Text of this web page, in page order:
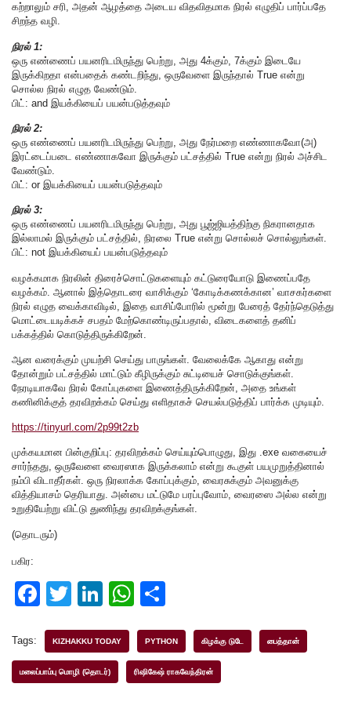
கற்றாலும் சரி, அதன் ஆழத்தை அடைய விதவிதமாக நிரல் எழுதிப் பார்ப்பதே
சிறந்த வழி.
நிரல் 1:
ஒரு எண்ணைப் பயனரிடமிருந்து பெற்று, அது 4க்கும், 7க்கும் இடையே
இருக்கிறதா என்பதைக் கண்டறிந்து, ஒருவேளை இருந்தால் True என்று
சொல்ல நிரல் எழுத வேண்டும்.
பிட்: and இயக்கியைப் பயன்படுத்தவும்
நிரல் 2:
ஒரு எண்ணைப் பயனரிடமிருந்து பெற்று, அது நேர்மறை எண்ணாகவோ(அ)
இரட்டைப்படை எண்ணாகவோ இருக்கும் பட்சத்தில் True என்று நிரல் அச்சிட
வேண்டும்.
பிட்: or இயக்கியைப் பயன்படுத்தவும்
நிரல் 3:
ஒரு எண்ணைப் பயனரிடமிருந்து பெற்று, அது பூஜ்ஜியத்திற்கு நிகரானதாக
இல்லாமல் இருக்கும் பட்சத்தில், நிரலை True என்று சொல்லச் சொல்லுங்கள்.
பிட்: not இயக்கியைப் பயன்படுத்தவும்
வழக்கமாக நிரலின் திரைச்சொட்டுகளையும் கட்டுரையோடு இணைப்பதே
வழக்கம். ஆனால் இத்தொடரை வாசிக்கும் ‘கோடிக்கணக்கான’ வாசகர்களை
நிரல் எழுத வைக்காவிடில், இதை வாசிப்போரில் மூன்று பேரைத் தேர்ந்தெடுத்து
மொட்டையடிக்கச் சபதம் மேற்கொண்டிருப்பதால், விடைகளைத் தனிப்
பக்கத்தில் கொடுத்திருக்கிறேன்.
ஆன வரைக்கும் முயற்சி செய்து பாருங்கள். வேலைக்கே ஆகாது என்று
தோன்றும் பட்சத்தில் மாட்டும் கீழிருக்கும் சுட்டியைச் சொடுக்குங்கள்.
நேரடியாகவே நிரல் கோப்புகளை இணைத்திருக்கிறேன், அதை உங்கள்
கணினிக்குத் தரவிறக்கம் செய்து எளிதாகச் செயல்படுத்திப் பார்க்க முடியும்.
https://tinyurl.com/2p99t2zb
முக்கயமான பின்குறிப்பு: தரவிறக்கம் செய்யும்பொழுது, இது .exe வகையைச்
சார்ந்தது, ஒருவேளை வைரஸாக இருக்கலாம் என்று கூகுள் பயமுறுத்தினால்
நம்பி விடாதீர்கள். ஒரு நிரலாக்க கோப்புக்கும், வைரசுக்கும் அவனுக்கு
வித்தியாசம் தெரியாது. அன்பை மட்டுமே பரப்புவோம், வைரஸை அல்ல என்று
உறுதியேற்று விட்டு துணிந்து தரவிறக்குங்கள்.
(தொடரும்)
பகிர:
F
c
e
T
tt
er
Li
k
e
W
at
s
ar
e
Tags: KIZHAKKU TODAY PYTHON கிழக்கு டுடே பைத்தான்
மலைப்பாம்பு மொழி (தொடர்) ரிஷிகேஷ் ராகவேந்திரன்